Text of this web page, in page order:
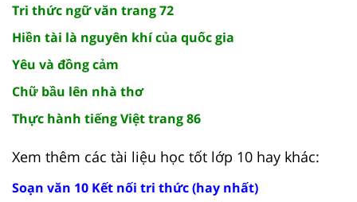
Tri thức ngữ văn trang 72
Hiền tài là nguyên khí của quốc gia
Yêu và đồng cảm
Chữ bầu lên nhà thơ
Thực hành tiếng Việt trang 86
Xem thêm các tài liệu học tốt lớp 10 hay khác:
Soạn văn 10 Kết nối tri thức (hay nhất)